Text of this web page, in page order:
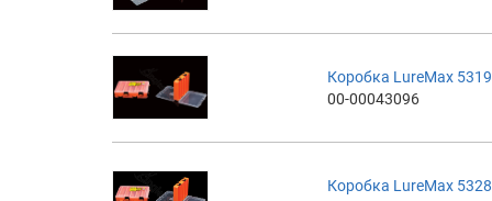
Коробка LureMax 5319
00-00043096
Коробка LureMax 5328